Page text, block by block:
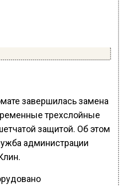
завершилась замена
трехслойные
защитой. Об этом
администрации